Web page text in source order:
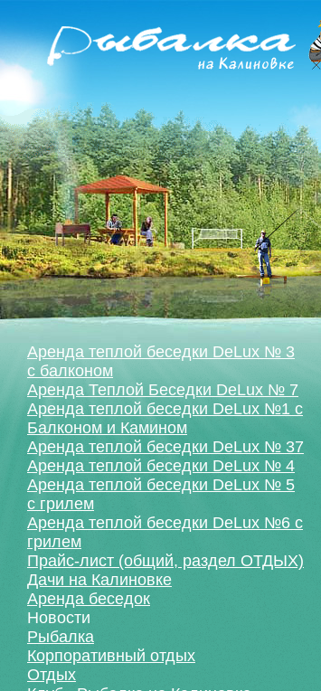
Аренда теплой беседки DeLux № 3
с балконом
Аренда Теплой Беседки DeLux № 7
Аренда теплой беседки DeLux №1 с
Балконом и Камином
Аренда теплой беседки DeLux № 37
Аренда теплой беседки DeLux № 4
Аренда теплой беседки DeLux № 5
с грилем
Аренда теплой беседки DeLux №6 с
грилем
Прайс-лист (общий, раздел ОТДЫХ)
Дачи на Калиновке
Аренда беседок
Новости
Рыбалка
Корпоративный отдых
Отдых